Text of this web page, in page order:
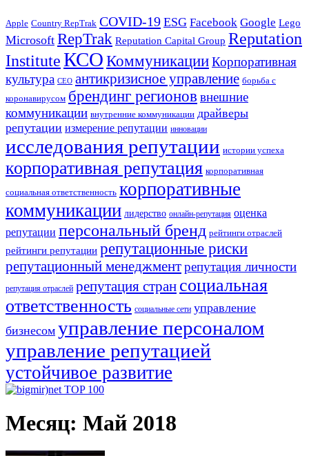
Apple Country RepTrak COVID-19 ESG Facebook Google Lego
Microsoft RepTrak Reputation Capital Group Reputation
InstituteКСО КоммуникацииКорпоративная
культура СЕО антикризисное управление борьба с
коронавирусом брендинг регионов внешние
коммуникации внутренние коммуникации драйверы
репутации измерение репутации инновации
исследования репутации истории успеха
корпоративная репутация корпоративная
социальная ответственность корпоративные
коммуникации лидерство онлайн-репутация оценка
репутации персональный бренд рейтинги отраслей
рейтинги репутации репутационные риски
репутационный менеджментрепутация личности
репутация отраслей репутация стран социальная
ответственность социальные сети управление
бизнесом управление персоналом
управление репутацией
устойчивое развитие
Месяц: Май 2018